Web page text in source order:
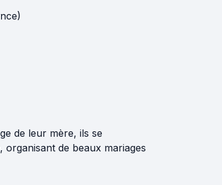
de leur mère, ils se
de beaux mariages